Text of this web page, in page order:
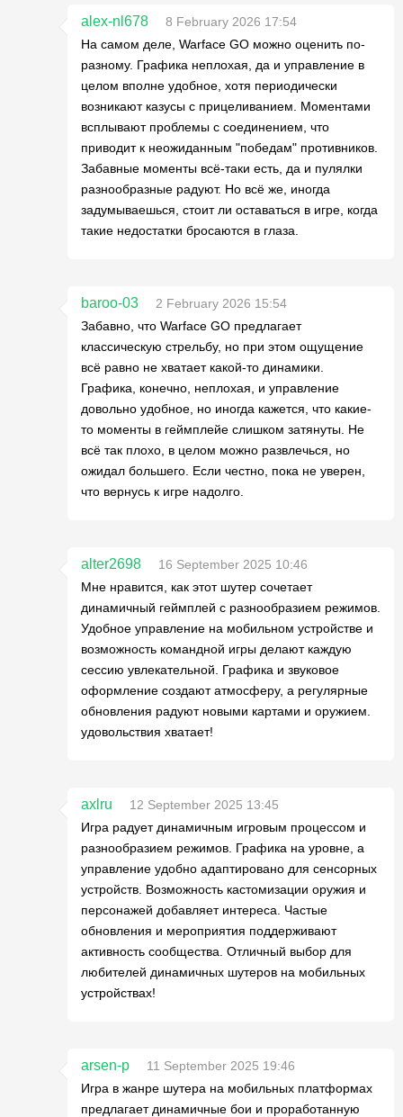
alex-nl678
8 February 2026 17:54
На самом деле, Warface GO можно оценить по-
разному. Графика неплохая, да и управление в
целом вполне удобное, хотя периодически
возникают казусы с прицеливанием. Моментами
всплывают проблемы с соединением, что
приводит к неожиданным "победам" противников.
Забавные моменты всё-таки есть, да и пулялки
разнообразные радуют. Но всё же, иногда
задумываешься, стоит ли оставаться в игре, когда
такие недостатки бросаются в глаза.
baroo-03
2 February 2026 15:54
Забавно, что Warface GO предлагает
классическую стрельбу, но при этом ощущение
всё равно не хватает какой-то динамики.
Графика, конечно, неплохая, и управление
довольно удобное, но иногда кажется, что какие-
то моменты в геймплейе слишком затянуты. Не
всё так плохо, в целом можно развлечься, но
ожидал большего. Если честно, пока не уверен,
что вернусь к игре надолго.
alter2698
16 September 2025 10:46
Мне нравится, как этот шутер сочетает
динамичный геймплей с разнообразием режимов.
Удобное управление на мобильном устройстве и
возможность командной игры делают каждую
сессию увлекательной. Графика и звуковое
оформление создают атмосферу, а регулярные
обновления радуют новыми картами и оружием.
удовольствия хватает!
axlru
12 September 2025 13:45
Игра радует динамичным игровым процессом и
разнообразием режимов. Графика на уровне, а
управление удобно адаптировано для сенсорных
устройств. Возможность кастомизации оружия и
персонажей добавляет интереса. Частые
обновления и мероприятия поддерживают
активность сообщества. Отличный выбор для
любителей динамичных шутеров на мобильных
устройствах!
arsen-p
11 September 2025 19:46
Игра в жанре шутера на мобильных платформах
предлагает динамичные бои и проработанную